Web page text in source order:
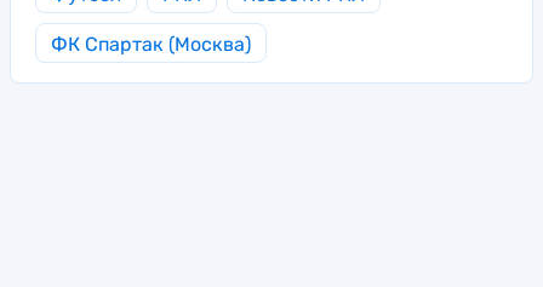
ФК Спартак (Москва)